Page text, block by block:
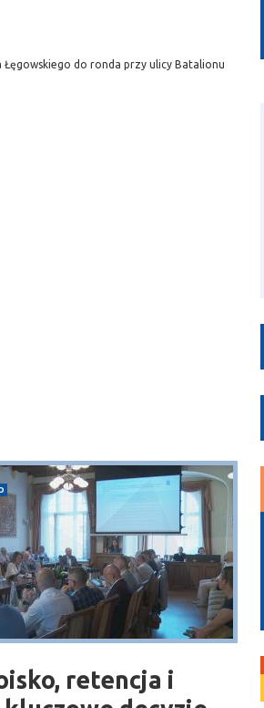
Łęgowskiego do ronda przy ulicy Batalionu
retencja i